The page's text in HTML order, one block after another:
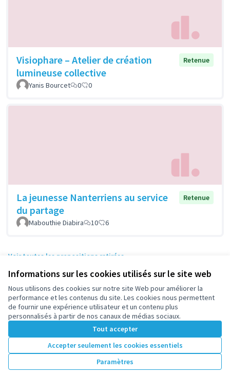
Informations sur les cookies utilisés sur le site web
Nous utilisons des cookies sur notre site Web pour améliorer la
performance et les contenus du site. Les cookies nous permettent
de fournir une expérience utilisateur et un contenu plus
personnalisés à partir de nos canaux de médias sociaux.
Tout accepter
Accepter seulement les cookies essentiels
Paramètres
Visiophare – Atelier de création
lumineuse collective
Retenue
Yanis Bourcet 0 0
La jeunesse Nanterriens au service
du partage
Retenue
Mabouthie Diabira 10 6
Voir toutes les propositions retirées
Conditions d'utilisation
Paramètres des cookies
participez.nanterre.fr sur X
(Lien externe)
participez.nanterre.fr sur Facebook
participez.nanterre.fr sur Instagram
participez.nanterre.fr sur YouTube
(Lien externe)
participez.nanterre.fr sur GitHub
(Lien externe)
Site réalisé grâce aulogiciel libre Decidim .
Licence
(Lien